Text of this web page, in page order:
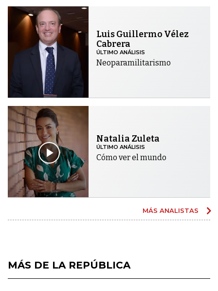
Luis Guillermo Vélez
Cabrera
ÚLTIMO ANÁLISIS
Neoparamilitarismo
Natalia Zuleta
ÚLTIMO ANÁLISIS
Cómo ver el mundo
MÁS ANALISTAS
MÁS DE LA REPÚBLICA